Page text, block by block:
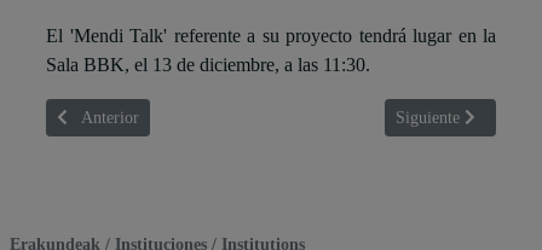
El 'Mendi Talk' referente a su proyecto tendrá lugar en la
Sala BBK, el 13 de diciembre, a las 11:30.
Artículo anterior: Connie Self
Anterior Artículo siguiente:
Siguiente
Erakundeak / Instituciones / Institutions